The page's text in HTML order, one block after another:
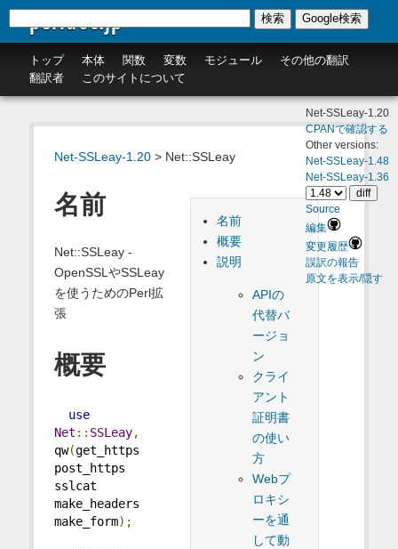
perldoc.jp
トップ 本体 関数 変数 モジュール
その他の翻訳
翻訳者
このサイトについて
検索 Google検索
Net-SSLeay-1.20> Net::SSLeay
Net-SSLeay-1.20
CPANで確認する
Other versions:
Net-SSLeay-1.48
Net-SSLeay-1.36
Source
編集
変更履歴
誤訳の報告
原文を表示/隠す
名前
概要
説明
APIの
代替バ
ージョ
ン
クライ
アント
証明書
の使い
方
Webプ
ロキシ
ーを通
して動
名前
Net::SSLeay -
OpenSSLやSSLeay
を使うためのPerl拡
張
概要
use
Net :: SSLeay,
qw(get_https
post_https
sslcat
make_headers
make_form);